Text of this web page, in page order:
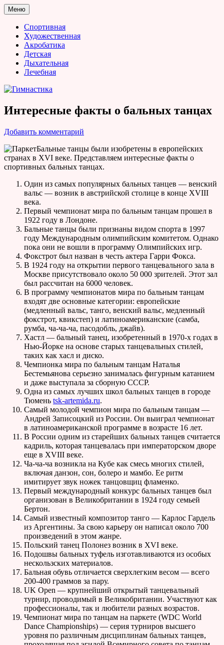
Перейти
к
содержимому
Гимнастика
Меню
Спортивная
Художественная
Акробатика
Детская
Дыхательная
Лечебная
Интересные факты о бальных танцах
Добавить комментарий
Бальные танцы были изобретены в европейских
странах в XVI веке. Представляем интересные факты о
спортивных бальных танцах.
Один из самых популярных бальных танцев — венский
вальс — возник в австрийской столице в конце XVIII
века.
Первый чемпионат мира по бальным танцам прошел в
1922 году в Лондоне.
Бальные танцы были признаны видом спорта в 1997
году Международным олимпийским комитетом. Однако
пока они не вошли в программу Олимпийских игр.
Фокстрот был назван в честь актера Гарри Фокса.
В 1924 году на открытии первого танцевального зала в
Москве присутствовало около 50 000 зрителей. Этот зал
был рассчитан на 6000 человек.
В программу чемпионатов мира по бальным танцам
входят две основные категории: европейские
(медленный вальс, танго, венский вальс, медленный
фокстрот, квикстеп) и латиноамериканские (самба,
румба, ча-ча-ча, пасодобль, джайв).
Хастл — бальный танец, изобретенный в 1970-х годах в
Нью-Йорке на основе старых танцевальных стилей,
таких как хасл и диско.
Чемпионка мира по бальным танцам Наталья
Бестемьянова серьезно занималась фигурным катанием
и даже выступала за сборную СССР.
Одна из самых лучших школ бальных танцев в городе
Тюмень tsk-artemida.ru.
Самый молодой чемпион мира по бальным танцам —
Андрей Записоцкий из России. Он выиграл чемпионат
в латиноамериканской программе в возрасте 16 лет.
В России одним из старейших бальных танцев считается
кадриль, которая танцевалась при императорском дворе
еще в XVIII веке.
Ча-ча-ча возникла на Кубе как смесь многих стилей,
включая данзон, сон, болеро и мамбо. Ее ритм
имитирует звук ножек танцовщиц фламенко.
Первый международный конкурс бальных танцев был
организован в Великобритании в 1924 году семьей
Бертон.
Самый известный композитор танго — Карлос Гардель
из Аргентины. За свою карьеру он написал около 700
произведений в этом жанре.
Польский танец Полонез возник в XVI веке.
Подошвы бальных туфель изготавливаются из особых
нескользских материалов.
Бальная обувь отличается сверхлегким весом — всего
200-400 граммов за пару.
UK Open — крупнейший открытый танцевальный
турнир, проводимый в Великобритании. Участвуют как
профессионалы, так и любители разных возрастов.
Чемпионат мира по танцам на паркете (WDC World
Dance Championships) — серия турниров высшего
уровня по различным дисциплинам бальных танцев,